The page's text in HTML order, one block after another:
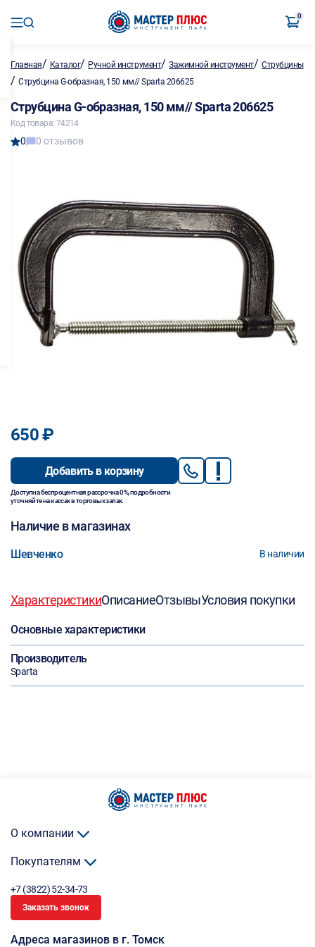
0
Главная/ Каталог/ Ручной инструмент/Зажимной инструмент/Струбцины
/ Струбцина G-образная, 150 мм// Sparta 206625
Струбцина G-образная, 150 мм// Sparta 206625
Код товара: 74214
0 0 отзывов
650 ₽
Добавить в корзину
Доступна беспроцентная рассрочка 0%, подробности
уточняйте на кассах в торговых залах.
Наличие в магазинах
Шевченко В наличии
ХарактеристикиОписаниеОтзывыУсловия покупки
Основные характеристики
Производитель
Sparta
О компании
Покупателям
+7 (3822) 52-34-73
Заказать звонок
Адреса магазинов в г. Томск